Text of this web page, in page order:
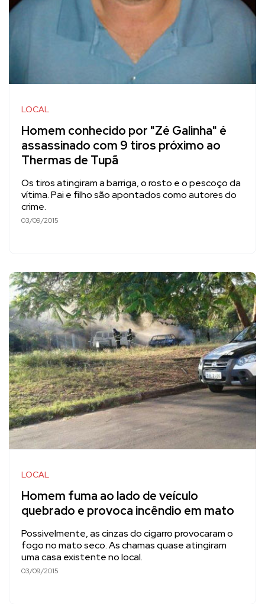
LOCAL
Homem conhecido por "Zé Galinha" é
assassinado com 9 tiros próximo ao
Thermas de Tupã
Os tiros atingiram a barriga, o rosto e o pescoço da
vítima. Pai e filho são apontados como autores do
crime.
03/09/2015
LOCAL
Homem fuma ao lado de veículo
quebrado e provoca incêndio em mato
Possivelmente, as cinzas do cigarro provocaram o
fogo no mato seco. As chamas quase atingiram
uma casa existente no local.
03/09/2015